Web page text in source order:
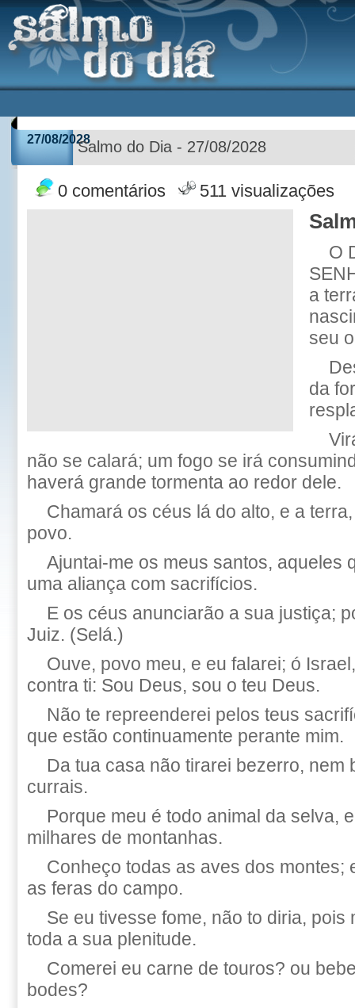
27/08/2028Salmo do Dia - 27/08/2028
0 comentários 511 visualizações
O
a
seu
da
não se calará; um fogo se irá
haverá grande tormenta ao redor dele.
Chamará os céus lá do alto, e a
povo.
Ajuntai-me os meus santos, aqueles
uma aliança com sacrifícios.
E os céus anunciarão a sua justiça;
Juiz. (Selá.)
Ouve, povo meu, e eu falarei; ó
contra ti: Sou Deus, sou o teu Deus.
Não te repreenderei pelos teus
que estão continuamente perante mim.
Da tua casa não tirarei bezerro, nem
currais.
Porque meu é todo animal da selva,
milhares de montanhas.
Conheço todas as aves dos montes;
as feras do campo.
Se eu tivesse fome, não to diria, pois
toda a sua plenitude.
Comerei eu carne de touros? ou
bodes?